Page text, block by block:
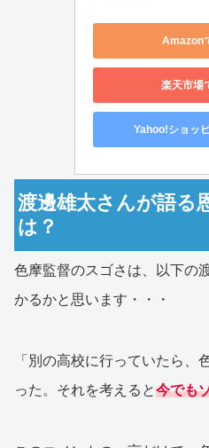
Amazon
楽天市場
Yahoo!ショッ
渡邊雄太さんが語る
は？
色摩監督のスゴさは、以下の
かるかと思います・・・
「別の高校に行っていたら、
った。それを考えると今でも